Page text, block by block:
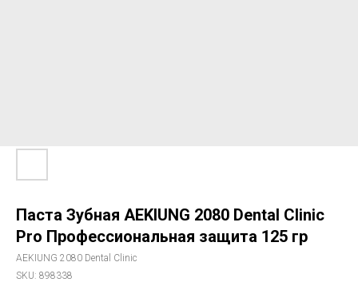
Паста Зубная AEKIUNG 2080 Dental Clinic
Pro Профессиональная защита 125 гр
AEKIUNG 2080 Dental Clinic
SKU: 898338